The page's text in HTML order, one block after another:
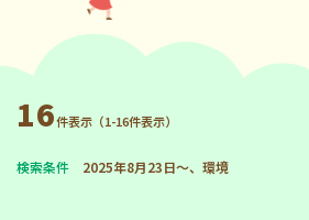
16件表示（1-16件表示）
検索条件 2025年8月23日～、環境